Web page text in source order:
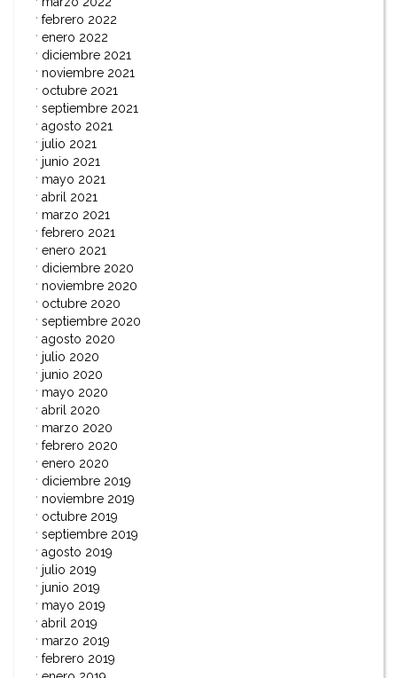
febrero 2022
enero 2022
diciembre 2021
noviembre 2021
octubre 2021
septiembre 2021
agosto 2021
julio 2021
junio 2021
mayo 2021
abril 2021
marzo 2021
febrero 2021
enero 2021
diciembre 2020
noviembre 2020
octubre 2020
septiembre 2020
agosto 2020
julio 2020
junio 2020
mayo 2020
abril 2020
marzo 2020
febrero 2020
enero 2020
diciembre 2019
noviembre 2019
octubre 2019
septiembre 2019
agosto 2019
julio 2019
junio 2019
mayo 2019
abril 2019
marzo 2019
febrero 2019